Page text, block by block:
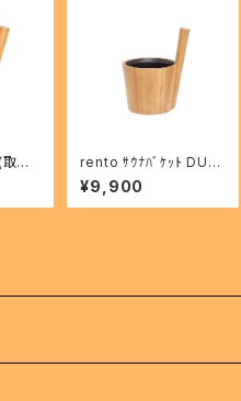
っ
rento ｻｳﾅﾊﾞｹｯﾄ DUO
バンブー 297336
¥9,900